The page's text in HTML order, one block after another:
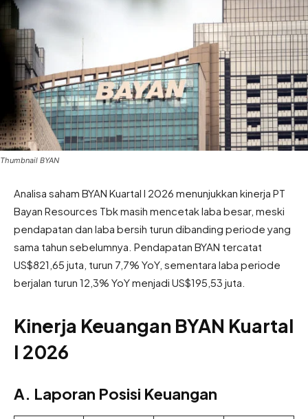
Thumbnail BYAN
Analisa saham BYAN Kuartal I 2026 menunjukkan kinerja PT
Bayan Resources Tbk masih mencetak laba besar, meski
pendapatan dan laba bersih turun dibanding periode yang
sama tahun sebelumnya. Pendapatan BYAN tercatat
US$821,65 juta, turun 7,7% YoY, sementara laba periode
berjalan turun 12,3% YoY menjadi US$195,53 juta.
Kinerja Keuangan BYAN Kuartal
I 2026
A. Laporan Posisi Keuangan